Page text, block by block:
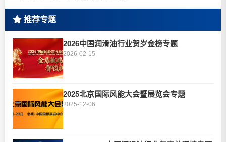
推荐专题
2026中国润滑油行业贺岁金榜专题
2026-02-15
2025北京国际风能大会暨展览会专题
2025-12-06